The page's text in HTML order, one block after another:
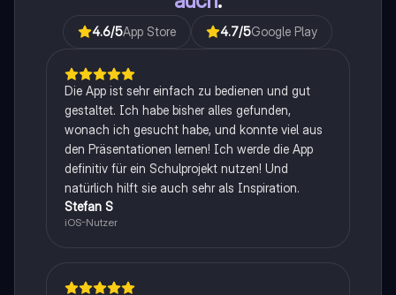
4.6/5App Store 4.7/5Google Play
Die App ist sehr einfach zu bedienen und gut
gestaltet. Ich habe bisher alles gefunden,
wonach ich gesucht habe, und konnte viel aus
den Präsentationen lernen! Ich werde die App
definitiv für ein Schulprojekt nutzen! Und
natürlich hilft sie auch sehr als Inspiration.
Stefan S
iOS-Nutzer